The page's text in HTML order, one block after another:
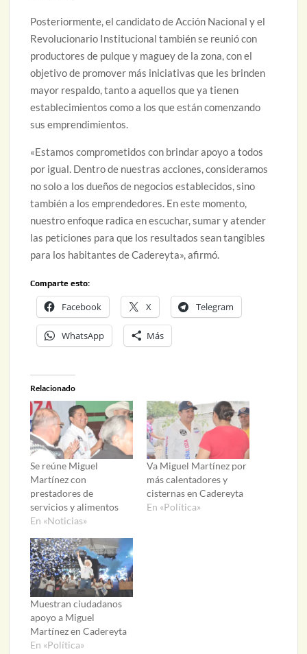
Posteriormente, el candidato de Acción Nacional y el
Revolucionario Institucional también se reunió con
productores de pulque y maguey de la zona, con el
objetivo de promover más iniciativas que les brinden
mayor respaldo, tanto a aquellos que ya tienen
establecimientos como a los que están comenzando
sus emprendimientos.
«Estamos comprometidos con brindar apoyo a todos
por igual. Dentro de nuestras acciones, consideramos
no solo a los dueños de negocios establecidos, sino
también a los emprendedores. En este momento,
nuestro enfoque radica en escuchar, sumar y atender
las peticiones para que los resultados sean tangibles
para los habitantes de Cadereyta», afirmó.
Comparte esto:
Facebook X Telegram
WhatsApp Más
Relacionado
Se reúne Miguel
Martínez con
prestadores de
servicios y alimentos
En «Noticias»
Va Miguel Martínez por
más calentadores y
cisternas en Cadereyta
En «Política»
Muestran ciudadanos
apoyo a Miguel
Martínez en Cadereyta
En «Política»